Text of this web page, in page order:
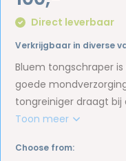
Direct leverbaar
Verkrijgbaar in diverse
Bluem tongschraper
goede
tongreiniger draagt bij
Toon meer
Choose from: